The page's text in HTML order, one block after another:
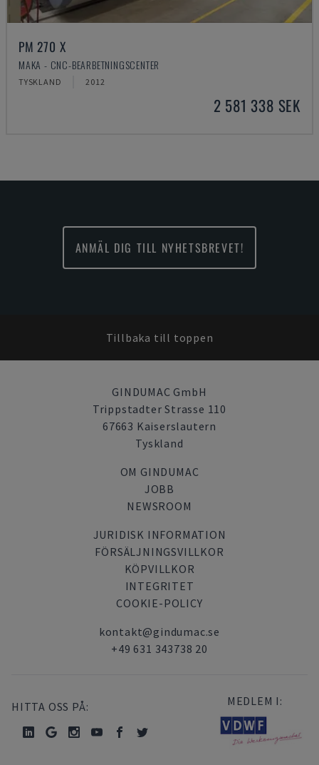
PM 270 X
MAKA - CNC-BEARBETNINGSCENTER
TYSKLAND 2012
2 581 338 SEK
ANMÄL DIG TILL NYHETSBREVET!
Tillbaka till toppen
GINDUMAC GmbH
Trippstadter Strasse 110
67663 Kaiserslautern
Tyskland
OM GINDUMAC
JOBB
NEWSROOM
JURIDISK INFORMATION
FÖRSÄLJNINGSVILLKOR
KÖPVILLKOR
INTEGRITET
COOKIE-POLICY
kontakt@gindumac.se
+49 631 343738 20
HITTA OSS PÅ: MEDLEM I: